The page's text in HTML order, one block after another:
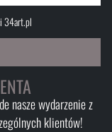
34art.pl
nasze wydarzenie z
klientów!